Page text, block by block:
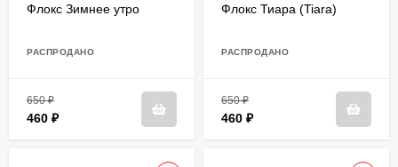
Флокс Зимнее утро
РАСПРОДАНО
650₽
460 ₽
Флокс Тиара (Tiara)
РАСПРОДАНО
650₽
460 ₽